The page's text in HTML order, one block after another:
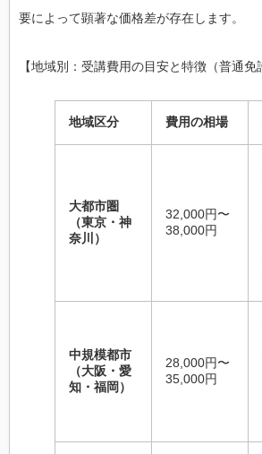
要によって顕著な価格差が存在します。
【地域別：受講費用の目安と特徴（普通免
地域区分 費用の相場
大都市圏
（東京・神
奈川）
32,000円〜
38,000円
中規模都市
（大阪・愛
知・福岡）
28,000円〜
35,000円